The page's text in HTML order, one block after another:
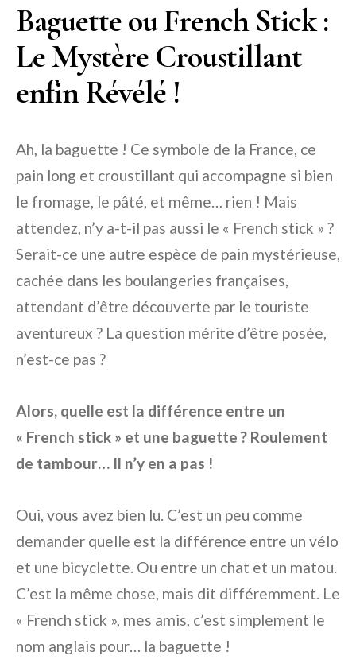
Baguette ou French Stick :
Le Mystère Croustillant
enfin Révélé !
Ah, la baguette ! Ce symbole de la France, ce
pain long et croustillant qui accompagne si bien
le fromage, le pâté, et même… rien ! Mais
attendez, n’y a-t-il pas aussi le « French stick » ?
Serait-ce une autre espèce de pain mystérieuse,
cachée dans les boulangeries françaises,
attendant d’être découverte par le touriste
aventureux ? La question mérite d’être posée,
n’est-ce pas ?
Alors, quelle est la différence entre un
« French stick » et une baguette ? Roulement
de tambour… Il n’y en a pas !
Oui, vous avez bien lu. C’est un peu comme
demander quelle est la différence entre un vélo
et une bicyclette. Ou entre un chat et un matou.
C’est la même chose, mais dit différemment. Le
« French stick », mes amis, c’est simplement le
nom anglais pour… la baguette !